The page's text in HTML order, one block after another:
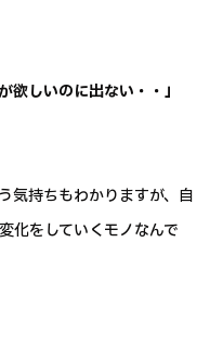
欲しいのに出ない・・」
気持ちもわかりますが、自
化をしていくモノなんで